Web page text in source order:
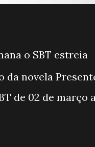
o SBT estreia
da novela
de 02 de março